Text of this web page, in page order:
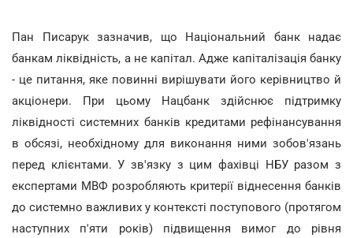
Пан Писарук зазначив, що Національний банк надає
банкам ліквідність, а не капітал. Адже капіталізація банку
- це питання, яке повинні вирішувати його керівництво й
акціонери. При цьому Нацбанк здійснює підтримку
ліквідності системних банків кредитами рефінансування
в обсязі, необхідному для виконання ними зобов'язань
перед клієнтами. У зв'язку з цим фахівці НБУ разом з
експертами МВФ розробляють критерії віднесення банків
до системно важливих у контексті поступового (протягом
наступних п'яти років) підвищення вимог до рівня